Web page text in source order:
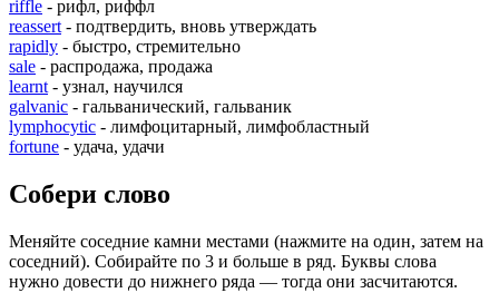
riffle - рифл, риффл
reassert - подтвердить, вновь утверждать
rapidly - быстро, стремительно
sale - распродажа, продажа
learnt - узнал, научился
galvanic - гальванический, гальваник
lymphocytic - лимфоцитарный, лимфобластный
fortune - удача, удачи
Собери слово
Меняйте соседние камни местами (нажмите на один, затем на
соседний). Собирайте по 3 и больше в ряд. Буквы слова
нужно довести до нижнего ряда — тогда они засчитаются.